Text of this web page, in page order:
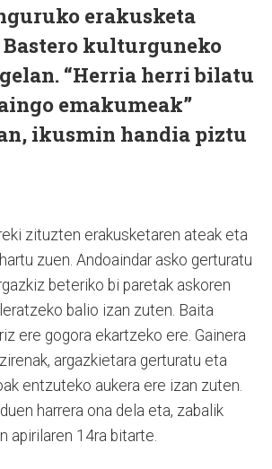
erakusketa
kulturguneko
“Herria herri bilatu
emakumeak”
ikusmin handia piztu
zituzten erakusketaren ateak eta
zuen. Andoaindar asko gerturatu
beteriko bi paretak askoren
balio izan zuten. Baita
ere gogora ekartzeko ere. Gainera
argazkietara gerturatu eta
entzuteko aukera ere izan zuten.
harrera ona dela eta, zabalik
apirilaren 14ra bitarte.